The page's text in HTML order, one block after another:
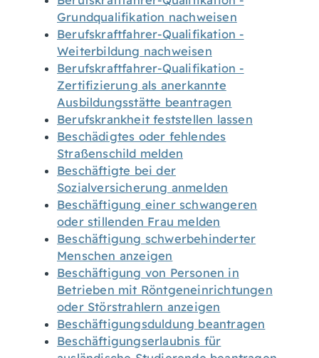
Grundqualifikation nachweisen
Berufskraftfahrer-Qualifikation -
Weiterbildung nachweisen
Berufskraftfahrer-Qualifikation -
Zertifizierung als anerkannte
Ausbildungsstätte beantragen
Berufskrankheit feststellen lassen
Beschädigtes oder fehlendes
Straßenschild melden
Beschäftigte bei der
Sozialversicherung anmelden
Beschäftigung einer schwangeren
oder stillenden Frau melden
Beschäftigung schwerbehinderter
Menschen anzeigen
Beschäftigung von Personen in
Betrieben mit Röntgeneinrichtungen
oder Störstrahlern anzeigen
Beschäftigungsduldung beantragen
Beschäftigungserlaubnis für